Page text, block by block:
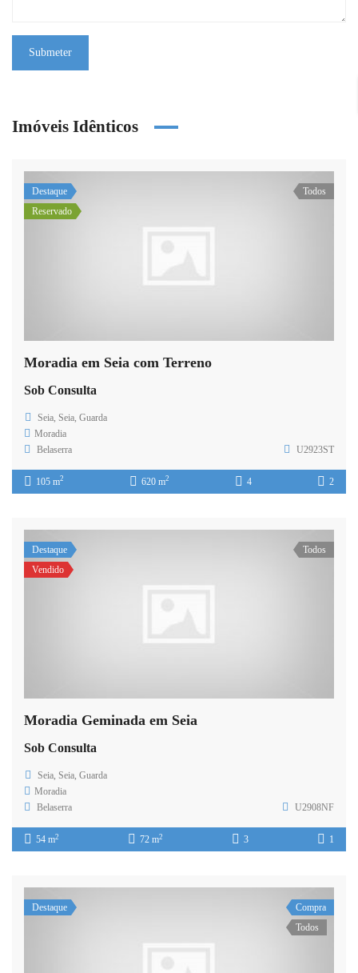
Submeter
Imóveis Idênticos
Destaque
Reservado
Todos
Moradia em Seia com Terreno
Sob Consulta
Seia, Seia, Guarda
Moradia
Belaserra
U2923ST
105 m2 620 m2 4 2
Destaque
Vendido
Todos
Moradia Geminada em Seia
Sob Consulta
Seia, Seia, Guarda
Moradia
Belaserra
U2908NF
54 m2 72 m2 3 1
Destaque
Compra
Todos